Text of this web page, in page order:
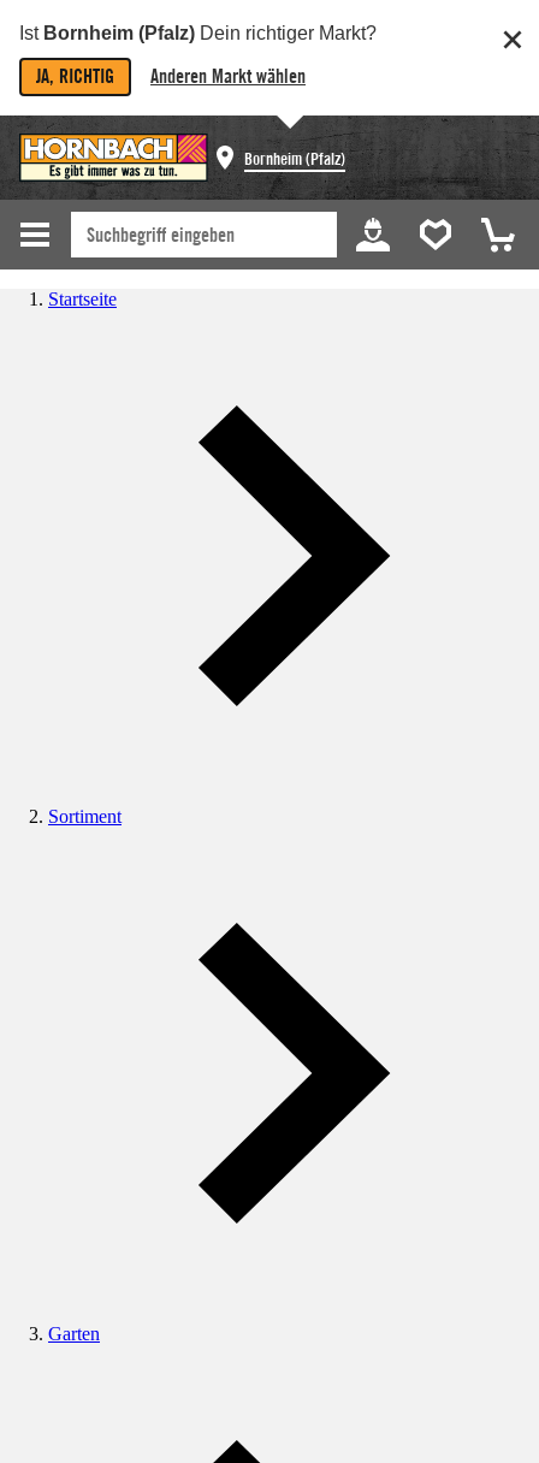
Ist Bornheim (Pfalz) Dein richtiger Markt?
JA, RICHTIG Anderen Markt wählen
Bornheim (Pfalz)
Startseite
Sortiment
Garten